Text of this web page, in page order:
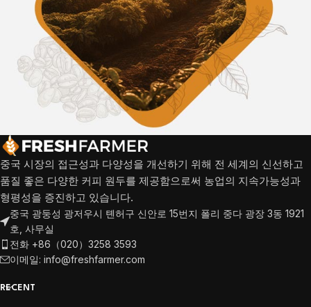
중국 시장의 접근성과 다양성을 개선하기 위해 전 세계의 신선하고
품질 좋은 다양한 커피 원두를 제공함으로써 농업의 지속가능성과
형평성을 증진하고 있습니다.
중국 광둥성 광저우시 톈허구 신안로 15번지 폴리 중다 광장 3동 1921
호, 사무실
전화 +86（020）3258 3593
이메일: info@freshfarmer.com
RECENT